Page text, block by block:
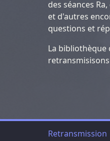
des séances
et d'autres
questions et
La bibliothèque
Retransmission